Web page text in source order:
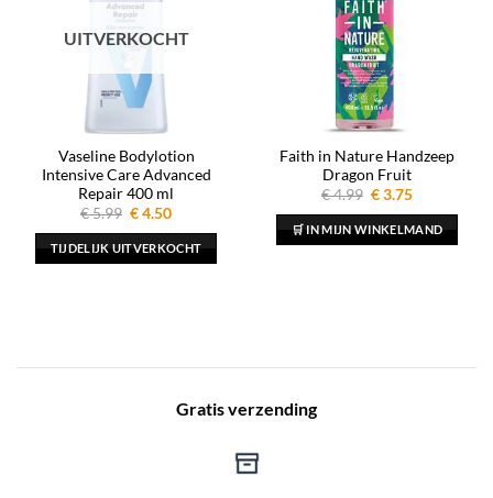
UITVERKOCHT
Vaseline Bodylotion
Intensive Care Advanced
Repair 400 ml
€5.99 Oorspronkelijke
was:
€ 5.99.
€4.50Huidige
is:
€ 4.50.
TIJDELIJK UITVERKOCHT
Faith in Nature Handzeep
Dragon Fruit
€4.99 Oorspronkelijke
was:
€ 4.99.
€3.75Huidige
is:
€ 3.75.
🛒 IN MIJN WINKELMAND
Gratis verzending